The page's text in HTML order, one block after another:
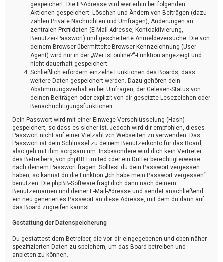
gespeichert. Die IP-Adresse wird weiterhin bei folgenden
Aktionen gespeichert: Löschen und Ändern von Beiträgen (dazu
zählen Private Nachrichten und Umfragen), Änderungen an
zentralen Profildaten (E-Mail-Adresse, Kontoaktivierung,
Benutzer-Passwort) und gescheiterte Anmeldeversuche. Die von
deinem Browser übermittelte Browser-Kennzeichnung (User
Agent) wird nur in der „Wer ist online?“-Funktion angezeigt und
nicht dauerhaft gespeichert.
Schließlich erfordern einzelne Funktionen des Boards, dass
weitere Daten gespeichert werden. Dazu gehören dein
Abstimmungsverhalten bei Umfragen, der Gelesen-Status von
deinen Beiträgen oder explizit von dir gesetzte Lesezeichen oder
Benachrichtigungsfunktionen.
Dein Passwort wird mit einer Einwege-Verschlüsselung (Hash)
gespeichert, so dass es sicher ist. Jedoch wird dir empfohlen, dieses
Passwort nicht auf einer Vielzahl von Webseiten zu verwenden. Das
Passwort ist dein Schlüssel zu deinem Benutzerkonto für das Board,
also geh mit ihm sorgsam um. Insbesondere wird dich kein Vertreter
des Betreibers, von phpBB Limited oder ein Dritter berechtigterweise
nach deinem Passwort fragen. Solltest du dein Passwort vergessen
haben, so kannst du die Funktion „Ich habe mein Passwort vergessen“
benutzen. Die phpBB-Software fragt dich dann nach deinem
Benutzernamen und deiner E-Mail-Adresse und sendet anschließend
ein neu generiertes Passwort an diese Adresse, mit dem du dann auf
das Board zugreifen kannst.
Gestattung der Datenspeicherung
Du gestattest dem Betreiber, die von dir eingegebenen und oben näher
spezifizierten Daten zu speichern, um das Board betreiben und
anbieten zu können.